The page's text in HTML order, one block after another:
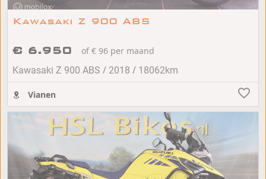
Kawasaki Z 900 ABS
€ 6.950
of € 96 per maand
Kawasaki Z 900 ABS / 2018 / 18062km
Vianen